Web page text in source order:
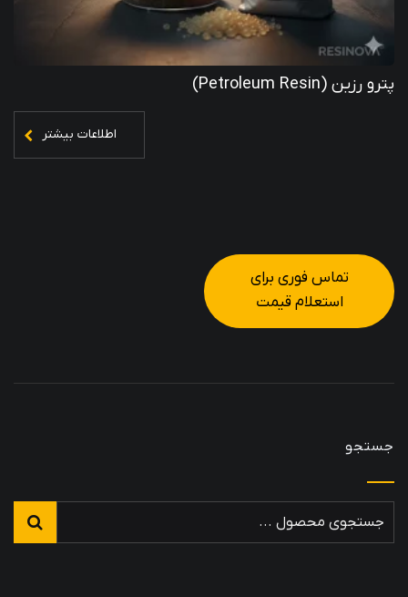
پترو رزین (Petroleum Resin)
اطلاعات بیشتر
تماس فوری برای
استعلام قیمت
جستجو